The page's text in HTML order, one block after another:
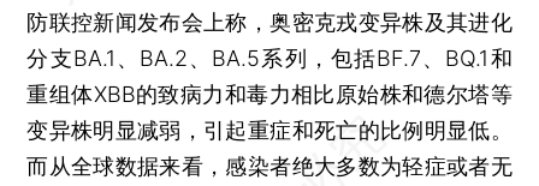
防联控新闻发布会上称，奥密克戎变异株及其进化
分支BA.1、BA.2、BA.5系列，包括BF.7、BQ.1和
重组体XBB的致病力和毒力相比原始株和德尔塔等
变异株明显减弱，引起重症和死亡的比例明显低。
而从全球数据来看，感染者绝大多数为轻症或者无